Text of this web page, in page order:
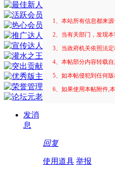
发消
息
1、本站所有信息都来
2、当有关部门，发现
3、当政府机关依照法
4、本帖部分内容转载
5、如本帖侵犯到任何
6、如果使用本帖附件,
回复
使用道具 举报